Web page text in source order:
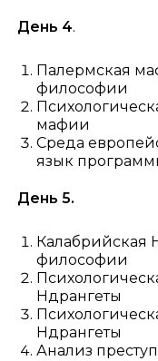
День 4.
Палермская
философии
мафии
Среда
язык
День 5.
Калабрийская
философии
Ндрангеты
Ндрангеты
Анализ